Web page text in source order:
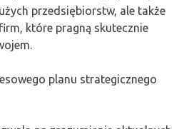
przedsiębiorstw, ale także
które pragną skutecznie
planu strategicznego